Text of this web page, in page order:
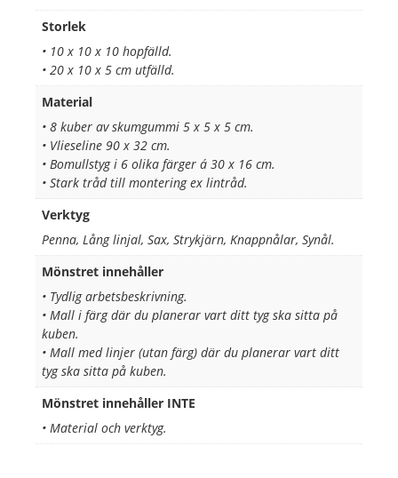
Storlek
• 10 x 10 x 10 hopfälld.
• 20 x 10 x 5 cm utfälld.
Material
• 8 kuber av skumgummi 5 x 5 x 5 cm.
• Vlieseline 90 x 32 cm.
• Bomullstyg i 6 olika färger á 30 x 16 cm.
• Stark tråd till montering ex lintråd.
Verktyg
Penna, Lång linjal, Sax, Strykjärn, Knappnålar, Synål.
Mönstret innehåller
• Tydlig arbetsbeskrivning.
• Mall i färg där du planerar vart ditt tyg ska sitta på
kuben.
• Mall med linjer (utan färg) där du planerar vart ditt
tyg ska sitta på kuben.
Mönstret innehåller INTE
• Material och verktyg.